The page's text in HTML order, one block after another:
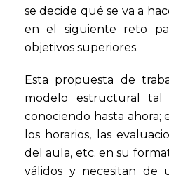
se decide qué se va a
en el siguiente reto
objetivos superiores.
Esta propuesta de
modelo estructural
conociendo hasta ahora;
los horarios, las
del aula, etc. en su
válidos y necesitan de